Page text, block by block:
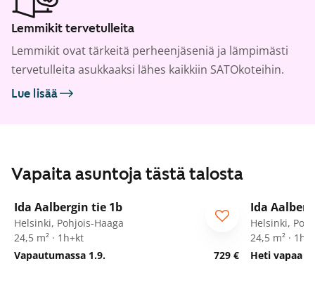
Lemmikit tervetulleita
Lemmikit ovat tärkeitä perheenjäseniä ja lämpimästi
tervetulleita asukkaaksi lähes kaikkiin SATOkoteihin.
Lue lisää
Vapaita asuntoja tästä talosta
/22
Ida Aalbergin tie 1b
Helsinki, Pohjois-Haaga
24,5 m² · 1h+kt
Vapautumassa 1.9.
729 €
Ida
Helsinki,
24,5 m² ·
Heti vapaa